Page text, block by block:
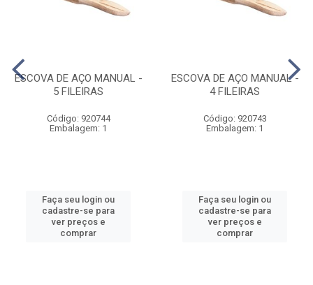
ESCOVA DE AÇO MANUAL -
5 FILEIRAS
Código: 920744
Embalagem: 1
Faça seu login ou
cadastre-se para
ver preços e
comprar
ESCOVA DE AÇO MANUAL -
4 FILEIRAS
Código: 920743
Embalagem: 1
Faça seu login ou
cadastre-se para
ver preços e
comprar